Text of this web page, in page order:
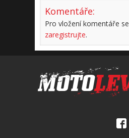
Komentáře:
Pro vložení komentáře se
zaregistrujte.